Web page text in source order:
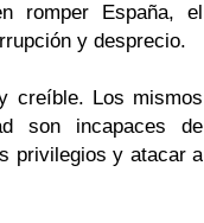
romper España, el
y desprecio.
creíble. Los mismos
son incapaces de
privilegios y atacar a